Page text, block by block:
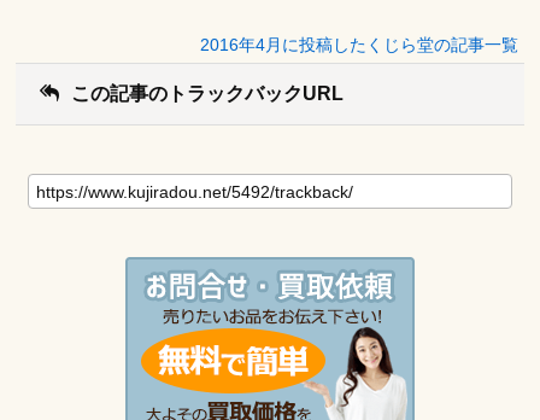
2016年4月に投稿したくじら堂の記事一覧
この記事のトラックバックURL